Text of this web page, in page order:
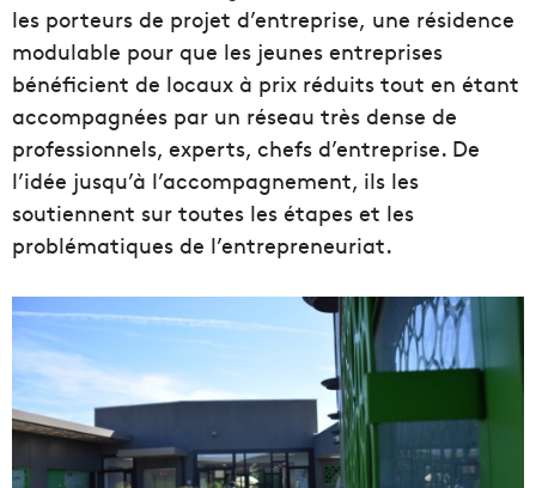
les porteurs de projet d’entreprise, une résidence
modulable pour que les jeunes entreprises
bénéficient de locaux à prix réduits tout en étant
accompagnées par un réseau très dense de
professionnels, experts, chefs d’entreprise. De
l’idée jusqu’à l’accompagnement, ils les
soutiennent sur toutes les étapes et les
problématiques de l’entrepreneuriat.